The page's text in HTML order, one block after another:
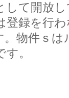
て開放
登録を行
物件ｓ
。